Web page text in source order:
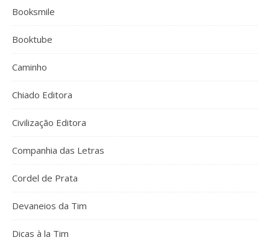
Booksmile
Booktube
Caminho
Chiado Editora
Civilização Editora
Companhia das Letras
Cordel de Prata
Devaneios da Tim
Dicas à la Tim